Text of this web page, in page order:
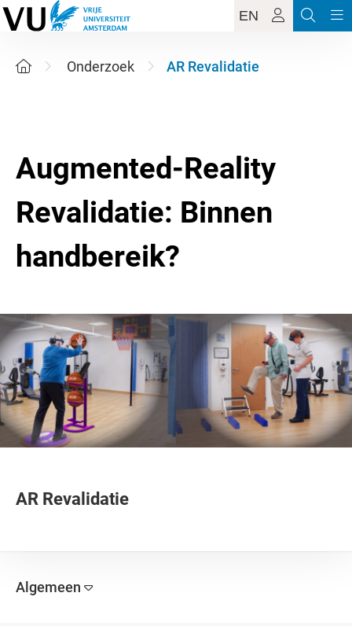
EN
Onderzoek AR Revalidatie
Augmented-Reality
Revalidatie: Binnen
AR Revalidatie
Algemeen